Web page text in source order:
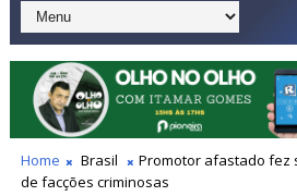
Home Brasil
Promotor afastado fez
de facções criminosas